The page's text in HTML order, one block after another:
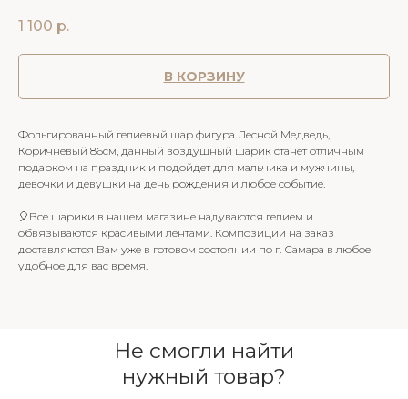
1 100 р.
В КОРЗИНУ
Фольгированный гелиевый шар фигура Лесной Медведь,
Коричневый 86см, данный воздушный шарик станет отличным
подарком на праздник и подойдет для мальчика и мужчины,
девочки и девушки на день рождения и любое событие.
🎈Все шарики в нашем магазине надуваются гелием и
обвязываются красивыми лентами. Композиции на заказ
доставляются Вам уже в готовом состоянии по г. Самара в любое
удобное для вас время.
Не смогли найти
нужный товар?